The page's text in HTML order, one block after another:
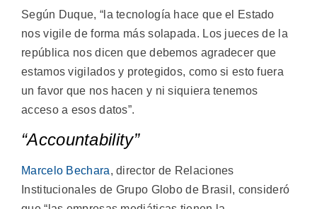
Según Duque, “la tecnología hace que el Estado
nos vigile de forma más solapada. Los jueces de la
república nos dicen que debemos agradecer que
estamos vigilados y protegidos, como si esto fuera
un favor que nos hacen y ni siquiera tenemos
acceso a esos datos”.
“Accountability”
Marcelo Bechara, director de Relaciones
Institucionales de Grupo Globo de Brasil, consideró